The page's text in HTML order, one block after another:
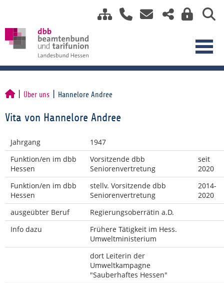
Über uns Hannelore Andree
Vita von Hannelore Andree
Jahrgang
1947
Funktion/en im dbb
Hessen
Vorsitzende dbb
Seniorenvertretung
seit
2020
Funktion/en im dbb
Hessen
stellv. Vorsitzende dbb
Seniorenvertretung
2014-
2020
ausgeübter Beruf
Regierungsoberrätin a.D.
Info dazu
Frühere Tätigkeit im Hess.
Umweltministerium
dort Leiterin der
Umweltkampagne
"Sauberhaftes Hessen"